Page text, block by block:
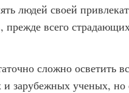
людей своей
прежде всего
сложно осветить
и зарубежных ученых,